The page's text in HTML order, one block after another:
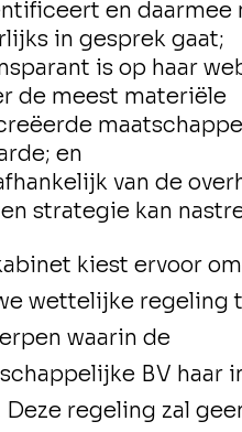
en daarmee
in gesprek gaat;
is op haar
de meest materiële
en
van de
strategie kan
kiest ervoor
wettelijke regeling
waarin de
BV haar
regeling zal